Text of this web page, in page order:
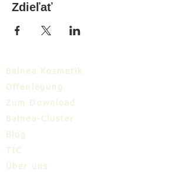
Zdieľať
Balnea Kosmetik
Offenlegung
Zum Download
Balnea-Cluster
Blog
TIC
Über uns